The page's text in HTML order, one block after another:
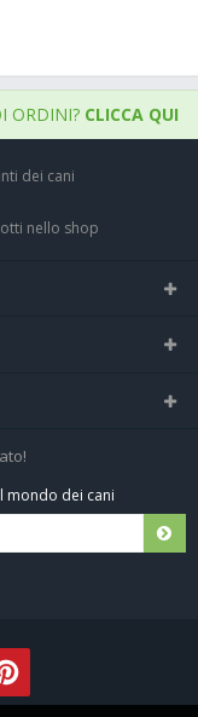
ORDINI? CLICCA QUI
dei cani
nello shop
mondo dei cani